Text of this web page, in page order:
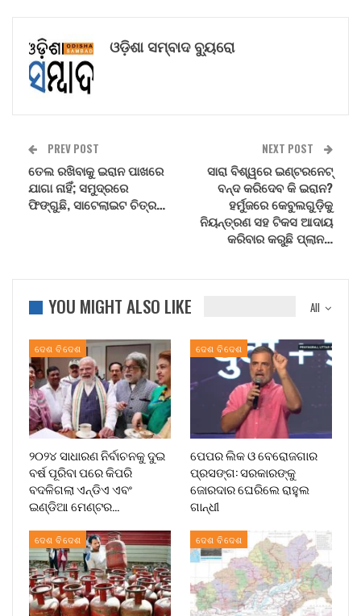
ଓଡ଼ିଶା ସମ୍ବାଦ ବ୍ୟୁରୋ
PREV POST
ତେଲ ରଖିବାକୁ ଇରାନ ପାଖରେ
ଯାଗା ନାହିଁ; ସମୁଦ୍ରରେ
ଫିଙ୍ଗୁଛି, ସାଟେଲାଇଟ ଚିତ୍ର…
NEXT POST
ସାରା ବିଶ୍ୱରେ ଇଣ୍ଟରନେଟ୍
ବନ୍ଦ କରିଦେବ କି ଇରାନ?
ହର୍ମୁଜରେ କେବୁଲଗୁଡ଼ିକୁ
ନିୟନ୍ତ୍ରଣ ସହ ଟିକସ ଆଦାୟ
କରିବାର କରୁଛି ପ୍ଲାନ…
All
YOU MIGHT ALSO LIKE
ଦେଶ ବିଦେଶ
୨୦୨୪ ସାଧାରଣ ନିର୍ବାଚନକୁ ଦୁଇ
ବର୍ଷ ପୂରିବା ପରେ କିପରି
ବଦଳିଗଲା ଏନ୍‌ଡିଏ ଏବଂ
ଇଣ୍ଡିଆ ମେଣ୍ଟର…
ଦେଶ ବିଦେଶ
ପେପର ଲିକ ଓ ବେରୋଜଗାର
ପ୍ରସଙ୍ଗ: ସରକାରଙ୍କୁ
ଜୋରଦାର ଘେରିଲେ ରାହୁଲ
ଗାନ୍ଧୀ
ଦେଶ ବିଦେଶ ଦେଶ ବିଦେଶ